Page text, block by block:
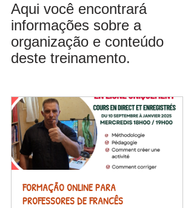
Aqui você encontrará
informações sobre a
organização e conteúdo
deste treinamento.
FORMAÇÃO ONLINE PARA
PROFESSORES DE FRANCÊS